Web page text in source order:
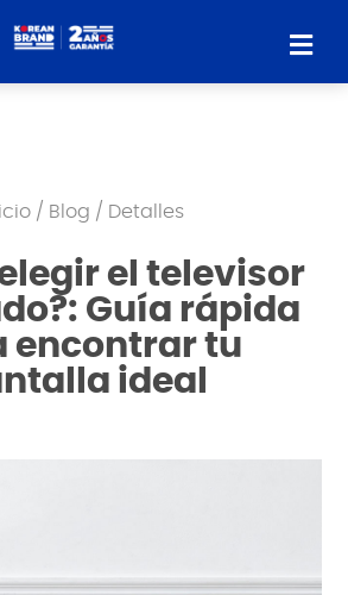
/ Blog / Detalles
el televisor
Guía rápida
encontrar tu
ideal